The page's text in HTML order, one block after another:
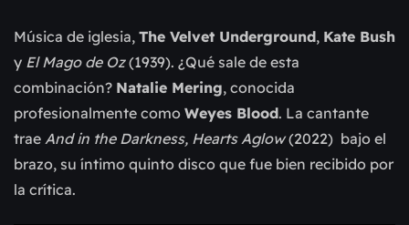
Música de iglesia, The Velvet Underground, Kate Bush
y El Mago de Oz(1939). ¿Qué sale de esta
combinación? Natalie Mering, conocida
profesionalmente como Weyes Blood. La cantante
trae And in the Darkness, Hearts Aglow(2022) bajo el
brazo, su íntimo quinto disco que fue bien recibido por
la crítica.